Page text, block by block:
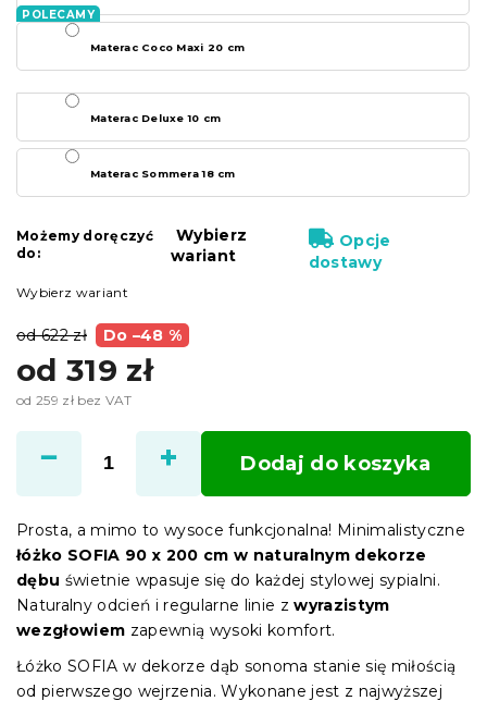
od 622 zł Do –48 %
od 319 zł
od 259 zł bez VAT
jednostkowa:
Wybierz wariant
Materac Coco Maxi 20 cm
Materac Deluxe 10 cm
Materac Sommera 18 cm
Możemy doręczyć
do:
Wybierz
wariant
Opcje
dostawy
Dodaj do koszyka
Prosta, a mimo to wysoce funkcjonalna! Minimalistyczne
łóżko SOFIA 90 x 200 cm w naturalnym dekorze
dębu świetnie wpasuje się do każdej stylowej sypialni.
Naturalny odcień i regularne linie zwyrazistym
wezgłowiem zapewnią wysoki komfort.
Łóżko SOFIA w dekorze dąb sonoma stanie się miłością
od pierwszego wejrzenia. Wykonane jest z najwyższej